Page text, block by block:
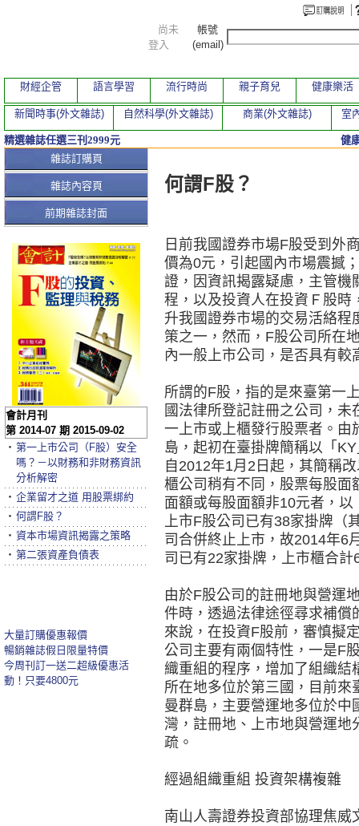
本期文章
何謂F股？
日前我國證券市場F股受到外
價為0元，引起國內市場震撼
證，因資訊揭露疑慮，主管機
程，以及投資人在投資Ｆ股時
升我國證券市場的交易活絡程
策之一，然而，F股公司所在
內一般上市公司，是否具有較
所謂的F股，指的是來臺第一
國法律所登記註冊之公司，
一上市或上櫃發行股票者。由
島，起初在臺掛牌簡稱以「
自2012年1月2日起，其簡稱
櫃公司稍有不同，股票每股面
面額或每股面額非10元者，
上市F股公司已有38家掛牌（
司合併終止上市，故2014年6
司已有22家掛牌，上市櫃合計
由於F股公司的註冊地與營運
件時，透過法律途徑尋求補償
來說，在投資F股前，審慎擬
公司主要有兩個特性，一是F
織重組的程序，增加了組織結
所在地多位於第三國，目前
曼群島，主要營運地多位於
灣，註冊地、上市地與營運地
疏。
經過組織重組 投資架構複雜
南山人壽證券投資部協理焦
雜誌訂購頁
雜誌內容頁
前期雜誌封面
會計月刊
第 2014-07 期 2015-09-02
‧ 第一上市公司（F股）安全
嗎？－以財務和非財務資訊
分析解密
‧ 企業留才之道 用股票綁約
‧ 何謂F股？
‧ 資本市場資訊揭露之策略
‧ 第二張資產負債表
大量訂購優惠報價
暢銷雜誌假日限量特價
今周刊訂一送二超級優惠活
動！只要4800元
尚未
登入
帳號
(email)
財經企管 語言學習 流行時尚 親子育兒 健康樂活
新聞時事(外文雜誌) 自然科學(外文雜誌) 商業(外文雜誌) 室
精選雜誌任選三刊2999元 健